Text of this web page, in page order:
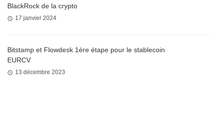
BlackRock de la crypto
17 janvier 2024
Bitstamp et Flowdesk 1ère étape pour le stablecoin
EURCV
13 décembre 2023